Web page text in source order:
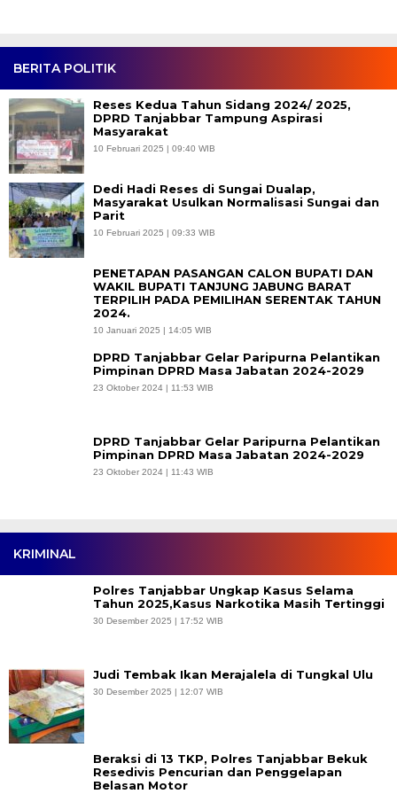
BERITA POLITIK
Reses Kedua Tahun Sidang 2024/ 2025,
DPRD Tanjabbar Tampung Aspirasi
Masyarakat
10 Februari 2025 | 09:40 WIB
Dedi Hadi Reses di Sungai Dualap,
Masyarakat Usulkan Normalisasi Sungai dan
Parit
10 Februari 2025 | 09:33 WIB
PENETAPAN PASANGAN CALON BUPATI DAN
WAKIL BUPATI TANJUNG JABUNG BARAT
TERPILIH PADA PEMILIHAN SERENTAK TAHUN
2024.
10 Januari 2025 | 14:05 WIB
DPRD Tanjabbar Gelar Paripurna Pelantikan
Pimpinan DPRD Masa Jabatan 2024-2029
23 Oktober 2024 | 11:53 WIB
DPRD Tanjabbar Gelar Paripurna Pelantikan
Pimpinan DPRD Masa Jabatan 2024-2029
23 Oktober 2024 | 11:43 WIB
KRIMINAL
Polres Tanjabbar Ungkap Kasus Selama
Tahun 2025,Kasus Narkotika Masih Tertinggi
30 Desember 2025 | 17:52 WIB
Judi Tembak Ikan Merajalela di Tungkal Ulu
30 Desember 2025 | 12:07 WIB
Beraksi di 13 TKP, Polres Tanjabbar Bekuk
Resedivis Pencurian dan Penggelapan
Belasan Motor